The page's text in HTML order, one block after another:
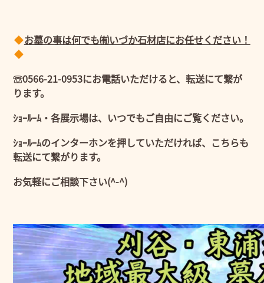
お墓の事は何でも㈲いづか石材店にお任せください！
☏0566-21-0953にお電話いただけると、転送にて繋が
ります。
ｼｮｰﾙｰﾑ・各展示場は、いつでもご自由にご覧ください。
ｼｮｰﾙｰﾑのインターホンを押していただければ、こちらも
転送にて繋がります。
お気軽にご相談下さい(^-^)